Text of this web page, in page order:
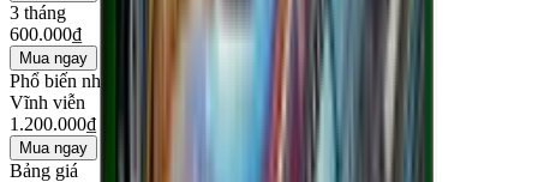
3 tháng
600.000₫
Mua ngay
Phổ biến nhất
Vĩnh viễn
1.200.000₫
Mua ngay
Bảng giá